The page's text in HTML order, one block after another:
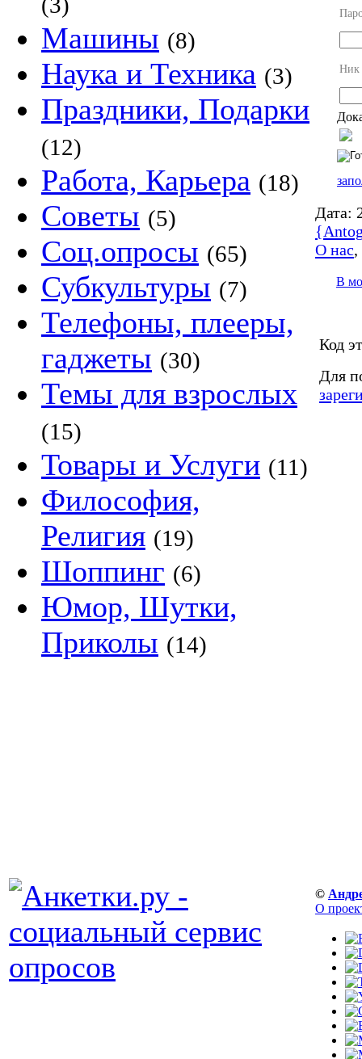
Машины (8)
Наука и Техника (3)
Праздники, Подарки
(12)
Работа, Карьера (18)
Советы (5)
Соц.опросы (65)
Субкультуры (7)
Телефоны, плееры,
гаджеты (30)
Темы для взрослых
(15)
Товары и Услуги (11)
Философия,
Религия (19)
Шоппинг (6)
Юмор, Шутки,
Приколы (14)
Ник
Дата:
О нас
В
Код
Для
©
О